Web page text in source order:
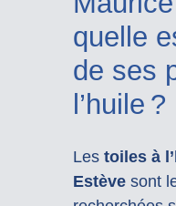
quelle
de ses
l’huile ?
Les toiles à
Estèvesont